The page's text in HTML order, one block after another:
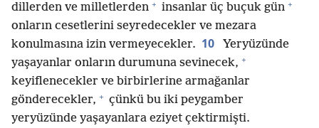
dillerden ve milletlerden + insanlar üç buçuk gün +
onların cesetlerini seyredecekler ve mezara
konulmasına izin vermeyecekler. 10
Yeryüzünde
yaşayanlar onların durumuna sevinecek, +
keyiflenecekler ve birbirlerine armağanlar
gönderecekler, + çünkü bu iki peygamber
yeryüzünde yaşayanlara eziyet çektirmişti.